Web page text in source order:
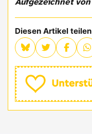
Diesen Artikel teilen